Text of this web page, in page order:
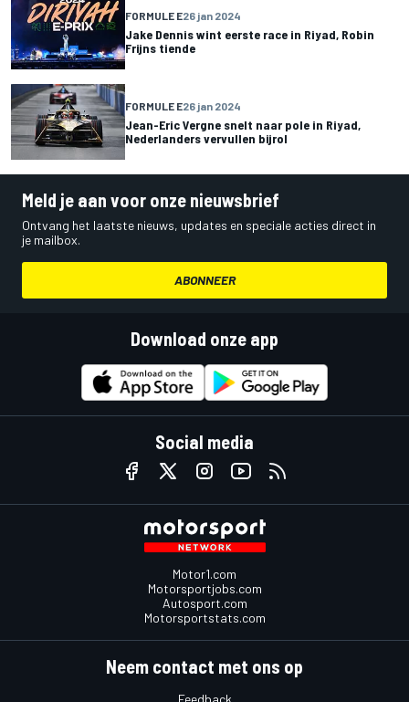
FORMULE E26 jan 2024
Jake Dennis wint eerste race in Riyad, Robin
Frijns tiende
FORMULE E26 jan 2024
Jean-Eric Vergne snelt naar pole in Riyad,
Nederlanders vervullen bijrol
Meld je aan voor onze nieuwsbrief
Ontvang het laatste nieuws, updates en speciale acties direct in
je mailbox.
ABONNEER
Download onze app
Social media
Motor1.com
Motorsportjobs.com
Autosport.com
Motorsportstats.com
Neem contact met ons op
Feedback